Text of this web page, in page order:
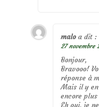
malo a dit :
27 novembre
Bonjour,
Bravooo!
réponse à
Mais il y
encore
Eh oui, je